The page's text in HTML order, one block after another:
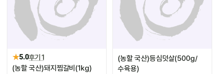
★5.0후기 1
(농할 국산)돼지찜갈비(1kg)
(농할 국산)등심덧살(500g/
수육용)